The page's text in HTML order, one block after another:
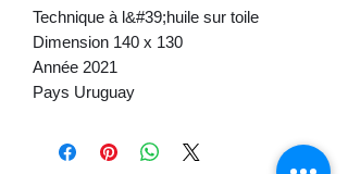
Technique à l&#39;huile sur toile
Dimension 140 x 130
Année 2021
Pays Uruguay